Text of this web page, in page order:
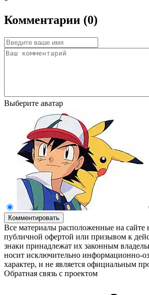
Комментарии (0)
Выберите аватар
Комментировать
Все материалы расположенные на сайте
публичной офертой или призывом к
знаки принадлежат их законным
носит исключительно информационно-
характер, и не является официальным
Обратная связь с проектом